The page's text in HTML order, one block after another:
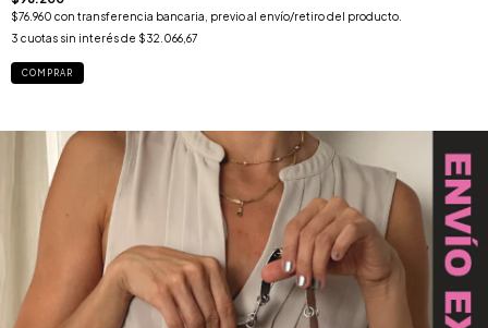
$76.960 con transferencia bancaria, previo al envío/retiro del producto.
3 cuotas sin interés de $32.066,67